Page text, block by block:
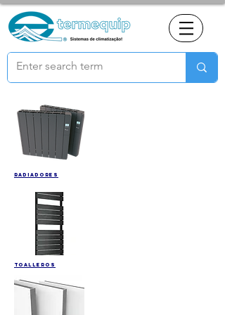
Radiadores
Toalleros